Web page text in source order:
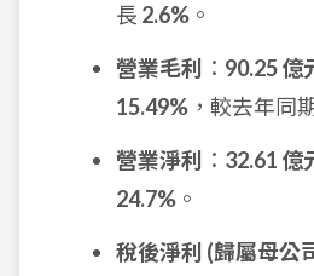
長 2.6% 。
營業毛利
： 90.25 億
15.49% ，較去年同
營業淨利
： 32.61 億
24.7% 。
稅後淨利 (歸屬母公